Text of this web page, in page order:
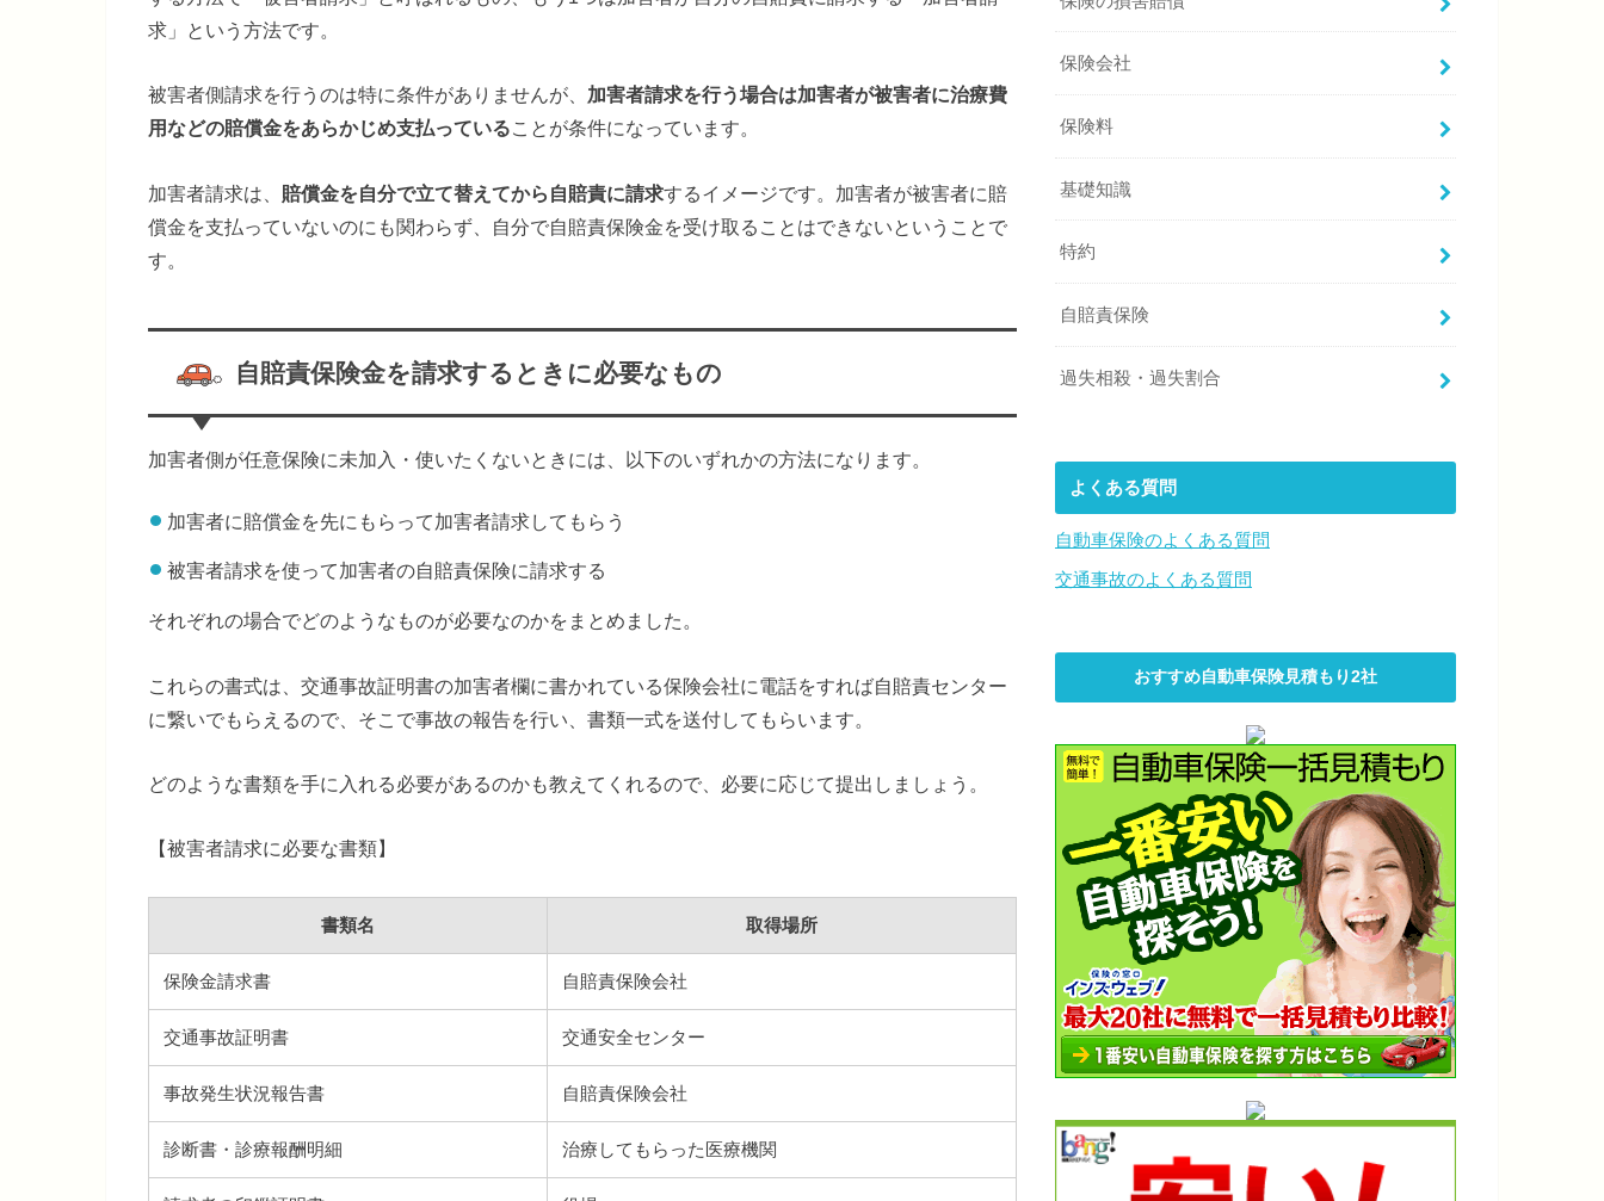
求」という方法です。
被害者側請求を行うのは特に条件がありませんが、 加害者請求を行う場合は加害者が被害者に治療費
用などの賠償金をあらかじめ支払っていることが条件になっています。
加害者請求は、 賠償金を自分で立て替えてから自賠責に請求するイメージです。加害者が被害者に賠
償金を支払っていないのにも関わらず、自分で自賠責保険金を受け取ることはできないということで
す。
自賠責保険金を請求するときに必要なもの
加害者側が任意保険に未加入・使いたくないときには、以下のいずれかの方法になります。
加害者に賠償金を先にもらって加害者請求してもらう
被害者請求を使って加害者の自賠責保険に請求する
それぞれの場合でどのようなものが必要なのかをまとめました。
これらの書式は、交通事故証明書の加害者欄に書かれている保険会社に電話をすれば自賠責センター
に繋いでもらえるので、そこで事故の報告を行い、書類一式を送付してもらいます。
どのような書類を手に入れる必要があるのかも教えてくれるので、必要に応じて提出しましょう。
【被害者請求に必要な書類】
書類名 取得場所
保険金請求書 自賠責保険会社
交通事故証明書 交通安全センター
事故発生状況報告書 自賠責保険会社
診断書・診療報酬明細 治療してもらった医療機関
保険会社
保険料
基礎知識
特約
自賠責保険
過失相殺・過失割合
よくある質問
自動車保険のよくある質問
交通事故のよくある質問
おすすめ自動車保険見積もり2社